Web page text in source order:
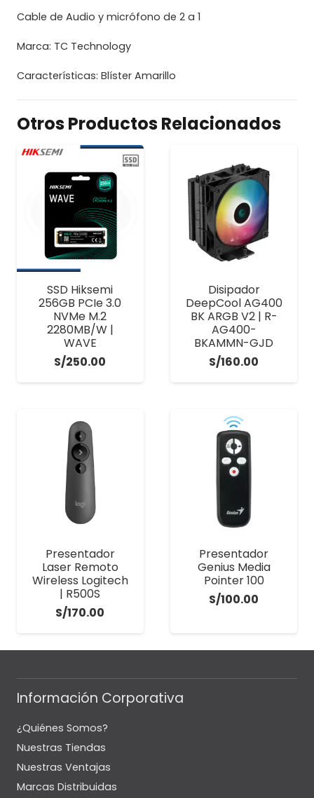
Cable de Audio y micrófono de 2 a 1
Marca: TC Technology
Características: Blíster Amarillo
Otros Productos Relacionados
SSD Hiksemi
256GB PCIe 3.0
NVMe M.2
2280MB/W |
WAVE
S/250.00
Disipador
DeepCool AG400
BK ARGB V2 | R-
AG400-
BKAMMN-GJD
S/160.00
Presentador
Laser Remoto
Wireless Logitech
| R500S
S/170.00
Presentador
Genius Media
Pointer 100
S/100.00
Información Corporativa
¿Quiénes Somos?
Nuestras Tiendas
Nuestras Ventajas
Marcas Distribuidas